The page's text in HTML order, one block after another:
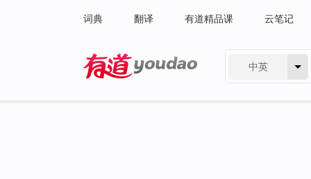
词典 翻译 有道精品课 云笔记
中英